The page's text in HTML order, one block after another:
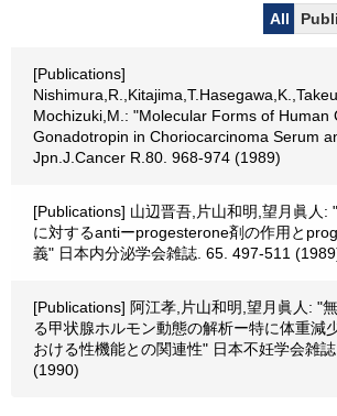
All
[Publications]
Mochizuki,M.: "Molecular Forms of Human
Gonadotropin in Choriocarcinoma Serum
Jpn.J.Cancer R.80. 968-974 (1989)
[Publications] 山辺晋吾,片山和明,望月眞人:
に対するantiーprogesterone剤の作用と
義" 日本内分泌学会雑誌. 65. 497-511
[Publications] 阿江孝,片山和明,望月眞人: "
る甲状腺ホルモン動態の解析ー特に体重減
おける性機能との関連性" 日本不妊学会雑
(1990)